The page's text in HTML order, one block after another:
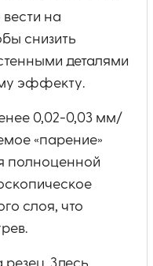
на
снизить
деталями
эффекту.
0,02-0,03 мм/
«парение»
полноценной
слоя, что